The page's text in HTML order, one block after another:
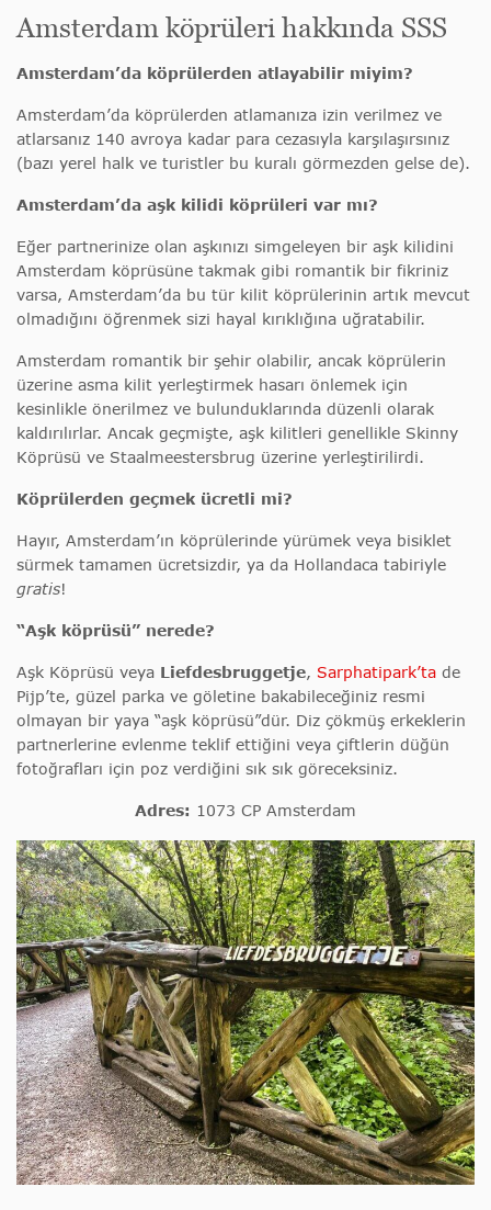
Amsterdam köprüleri hakkında SSS
Amsterdam’da köprülerden atlayabilir miyim?
Amsterdam’da köprülerden atlamanıza izin verilmez ve
atlarsanız 140 avroya kadar para cezasıyla karşılaşırsınız
(bazı yerel halk ve turistler bu kuralı görmezden gelse de).
Amsterdam’da aşk kilidi köprüleri var mı?
Eğer partnerinize olan aşkınızı simgeleyen bir aşk kilidini
Amsterdam köprüsüne takmak gibi romantik bir fikriniz
varsa, Amsterdam’da bu tür kilit köprülerinin artık mevcut
olmadığını öğrenmek sizi hayal kırıklığına uğratabilir.
Amsterdam romantik bir şehir olabilir, ancak köprülerin
üzerine asma kilit yerleştirmek hasarı önlemek için
kesinlikle önerilmez ve bulunduklarında düzenli olarak
kaldırılırlar. Ancak geçmişte, aşk kilitleri genellikle Skinny
Köprüsü ve Staalmeestersbrug üzerine yerleştirilirdi.
Köprülerden geçmek ücretli mi?
Hayır, Amsterdam’ın köprülerinde yürümek veya bisiklet
sürmek tamamen ücretsizdir, ya da Hollandaca tabiriyle
gratis!
“Aşk köprüsü” nerede?
Aşk Köprüsü veya Liefdesbruggetje, Sarphatipark’ta de
Pijp’te, güzel parka ve göletine bakabileceğiniz resmi
olmayan bir yaya “aşk köprüsü”dür. Diz çökmüş erkeklerin
partnerlerine evlenme teklif ettiğini veya çiftlerin düğün
fotoğrafları için poz verdiğini sık sık göreceksiniz.
Adres: 1073 CP Amsterdam